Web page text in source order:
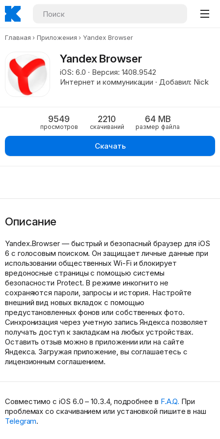
Главная Приложения Yandex Browser
Yandex Browser
iOS: 6.0 · Версия: 1408.9542
Интернет и коммуникации · Добавил: Nick
9549
просмотров
2210
скачиваний
64 MB
размер файла
Скачать
Описание
Yandex.Browser — быстрый и безопасный браузер для iOS
6 с голосовым поиском. Он защищает личные данные при
использовании общественных Wi-Fi и блокирует
вредоносные страницы с помощью системы
безопасности Protect. В режиме инкогнито не
сохраняются пароли, запросы и история. Настройте
внешний вид новых вкладок с помощью
предустановленных фонов или собственных фото.
Синхронизация через учетную запись Яндекса позволяет
получать доступ к закладкам на любых устройствах.
Оставить отзыв можно в приложении или на сайте
Яндекса. Загружая приложение, вы соглашаетесь с
лицензионным соглашением.
Совместимо с iOS 6.0 – 10.3.4, подробнее в F.A.Q. При
проблемах со скачиванием или установкой пишите в наш
Telegram.